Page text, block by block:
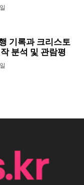
기록과 크리스토
분석 및 관람평